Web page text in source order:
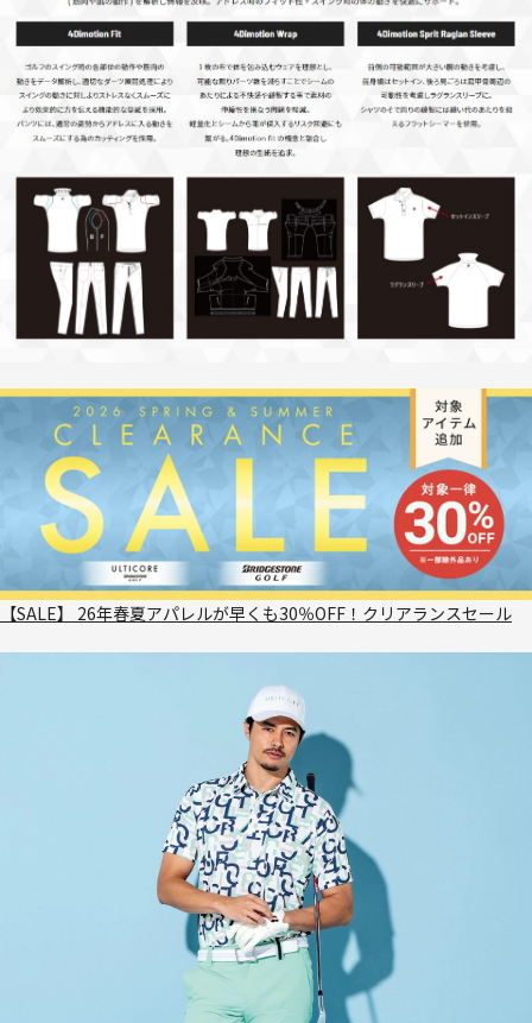
【SALE】 26年春夏アパレルが早くも30％OFF！クリアランスセール